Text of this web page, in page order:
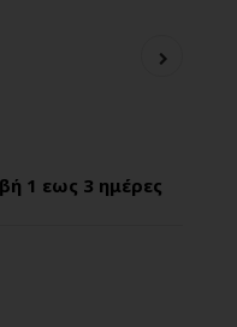
1 εως 3 ημέρες